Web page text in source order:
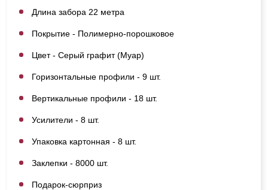
Длина забора 22 метра
Покрытие - Полимерно-порошковое
Цвет - Серый графит (Муар)
Горизонтальные профили - 9 шт.
Вертикальные профили - 18 шт.
Усилители - 8 шт.
Упаковка картонная - 8 шт.
Заклепки - 8000 шт.
Подарок-сюрприз